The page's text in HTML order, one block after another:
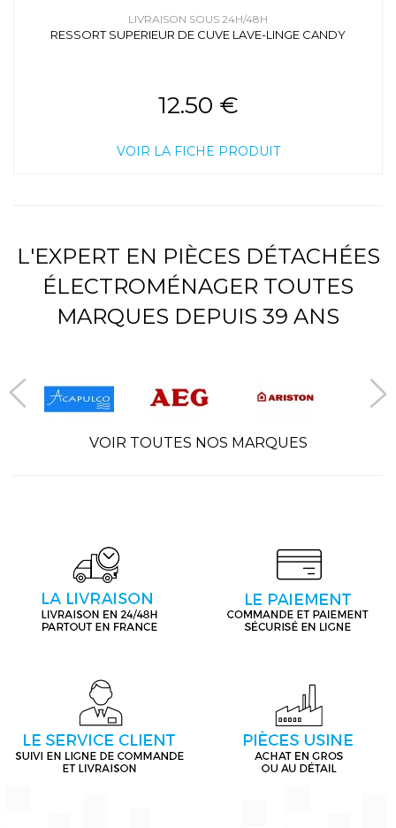
LIVRAISON SOUS 24H/48H
RESSORT SUPERIEUR DE CUVE LAVE-LINGE CANDY
12.50 €
VOIR LA FICHE PRODUIT
L'EXPERT EN PIÈCES DÉTACHÉES
ÉLECTROMÉNAGER TOUTES
MARQUES DEPUIS 39 ANS
VOIR TOUTES NOS MARQUES